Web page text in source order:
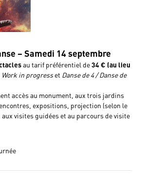
– Samedi 14 septembre
au tarif préférentiel de34 € (au lieu
Work in progresset Danse de 4 / Danse de
accès au monument, aux trois jardins
expositions, projection (selon le
visites guidées et au parcours de visite